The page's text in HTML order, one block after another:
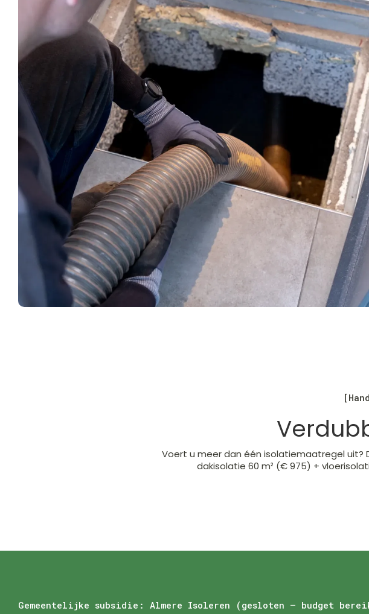
Voert u meer dan één isolatiemaatregel uit?
dakisolatie 60 m² (€ 975) +
Gemeentelijke subsidie: Almere Isoleren (gesloten — budget